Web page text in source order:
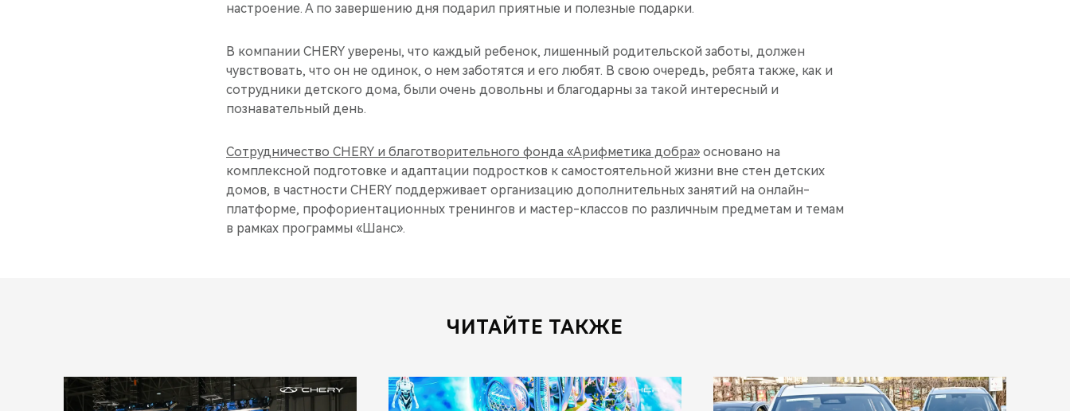
настроение. А по завершению дня подарил приятные и полезные подарки.
В компании CHERY уверены, что каждый ребенок, лишенный родительской заботы, должен
чувствовать, что он не одинок, о нем заботятся и его любят. В свою очередь, ребята также, как и
сотрудники детского дома, были очень довольны и благодарны за такой интересный и
познавательный день.
Сотрудничество CHERY и благотворительного фонда «Арифметика добра» основано на
комплексной подготовке и адаптации подростков к самостоятельной жизни вне стен детских
домов, в частности CHERY поддерживает организацию дополнительных занятий на онлайн-
платформе, профориентационных тренингов и мастер-классов по различным предметам и темам
в рамках программы «Шанс».
ЧИТАЙТЕ ТАКЖЕ